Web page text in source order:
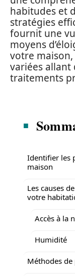
habitudes et
stratégies
fournit une
moyens
votre
variées allant
traitements
Identifier les
maison
Les causes
votre
Accès à la
Humidité
Méthodes